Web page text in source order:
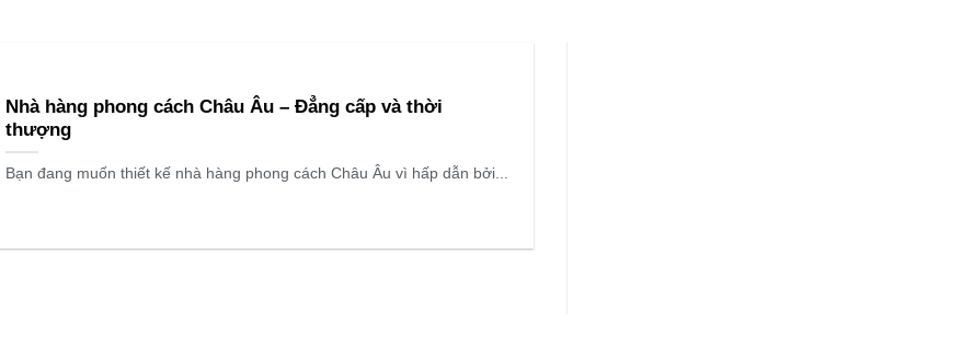
Nhà hàng phong cách Châu Âu – Đẳng cấp và thời
thượng
Bạn đang muốn thiết kế nhà hàng phong cách Châu Âu vì hấp dẫn bởi...